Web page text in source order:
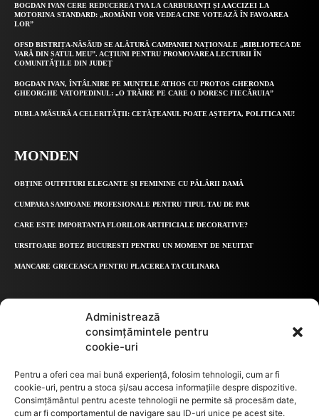
Administrează
consimțămintele pentru
cookie-uri
Pentru a oferi cea mai bună experiență, folosim tehnologii, cum ar fi
cookie-uri, pentru a stoca și/sau accesa informațiile despre dispozitive.
Consimțământul pentru aceste tehnologii ne permite să procesăm date,
cum ar fi comportamentul de navigare sau ID-uri unice pe acest site.
BOGDAN IVAN CERE REDUCEREA TVA LA CARBURANȚI ȘI AACCIZEI LA
MOTORINA STANDARD: „ROMÂNII VOR VEDEA CINE VOTEAZĂ ÎN FAVOAREA
LOR”
OFSD BISTRIȚA-NĂSĂUD SE ALĂTURĂ CAMPANIEI NAȚIONALE „BIBLIOTECA DE
VARĂ DIN SATUL MEU”. ACȚIUNI PENTRU PROMOVAREA LECTURII ÎN
COMUNITĂȚILE DIN JUDEȚ
BOGDAN IVAN, ÎNTÂLNIRE PE MUNTELE ATHOS CU PROTOS GHERONDA
GHEORGHE VATOPEDINUL: „O TRĂIRE PE CARE O DORESC FIECĂRUIA”
DUBLA MĂSURĂ A CELERITĂȚII: CETĂȚEANUL POATE AȘTEPTA, POLITICA NU!
MONDEN
OBȚINE OUTFITURI ELEGANTE ȘI FEMININE CU PĂLĂRII DAMĂ
CUMPARA SAMPOANE PROFESIONALE PENTRU TIPUL TAU DE PAR
CARE ESTE IMPORTANTA FLORILOR ARTIFICIALE DECORATIVE?
URSITOARE BOTEZ BUCURESTI PENTRU UN MOMENT DE NEUITAT
MANCARE GRECEASCA PENTRU PLACEREA TA CULINARA
CONTACT REDACȚIE
MARKETING ȘI PUBLICITATE